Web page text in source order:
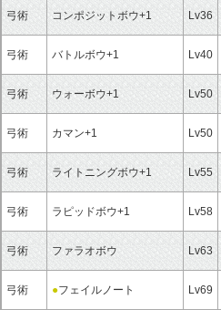
弓術 コンポジットボウ+1 Lv36
弓術 バトルボウ+1 Lv40
弓術 ウォーボウ+1 Lv50
弓術 カマン+1 Lv50
弓術 ライトニングボウ+1 Lv55
弓術 ラピッドボウ+1 Lv58
弓術 ファラオボウ Lv63
弓術 ●フェイルノート Lv69